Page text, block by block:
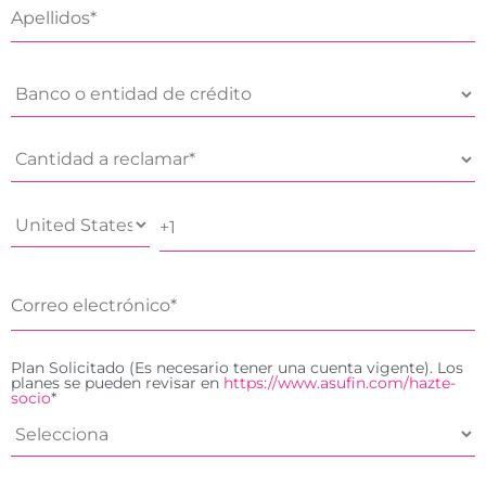
Plan Solicitado (Es necesario tener una cuenta vigente). Los
planes se pueden revisar en https://www.asufin.com/hazte-
socio*